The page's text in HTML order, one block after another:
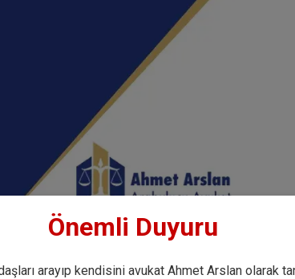
Önemli Duyuru
arayıp kendisini avukat Ahmet Arslan olarak